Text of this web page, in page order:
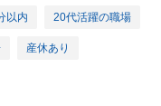
以内 20代活躍の職場
産休あり